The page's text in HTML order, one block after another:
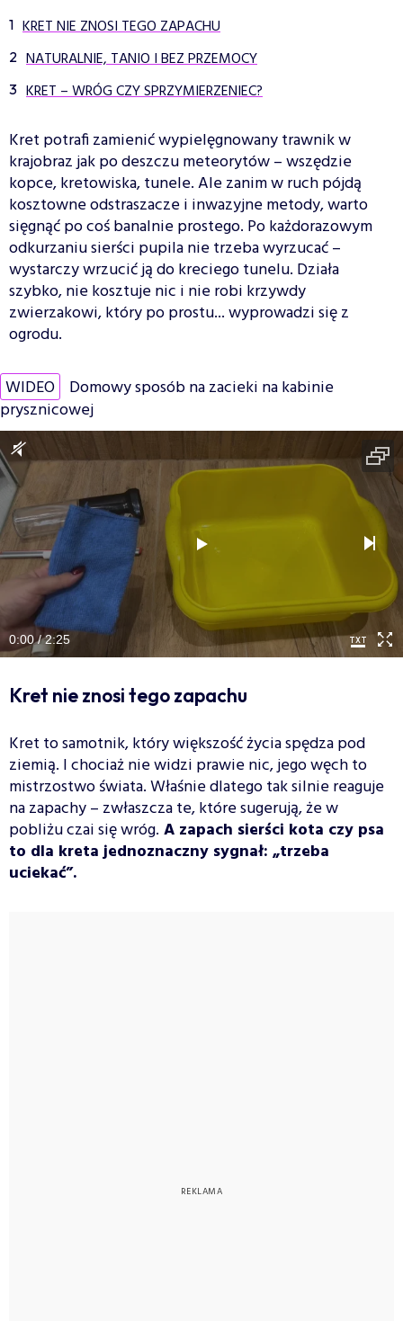
KRET NIE ZNOSI TEGO ZAPACHU
NATURALNIE, TANIO I BEZ PRZEMOCY
KRET – WRÓG CZY SPRZYMIERZENIEC?
Kret potrafi zamienić wypielęgnowany trawnik w
krajobraz jak po deszczu meteorytów – wszędzie
kopce, kretowiska, tunele. Ale zanim w ruch pójdą
kosztowne odstraszacze i inwazyjne metody, warto
sięgnąć po coś banalnie prostego. Po każdorazowym
odkurzaniu sierści pupila nie trzeba wyrzucać –
wystarczy wrzucić ją do kreciego tunelu. Działa
szybko, nie kosztuje nic i nie robi krzywdy
zwierzakowi, który po prostu... wyprowadzi się z
ogrodu.
WIDEO Domowy sposób na zacieki na kabinie
prysznicowej
0:00 / 2:25
Kret nie znosi tego zapachu
Kret to samotnik, który większość życia spędza pod
ziemią. I chociaż nie widzi prawie nic, jego węch to
mistrzostwo świata. Właśnie dlatego tak silnie reaguje
na zapachy – zwłaszcza te, które sugerują, że w
pobliżu czai się wróg. A zapach sierści kota czy psa
to dla kreta jednoznaczny sygnał: „trzeba
uciekać”.